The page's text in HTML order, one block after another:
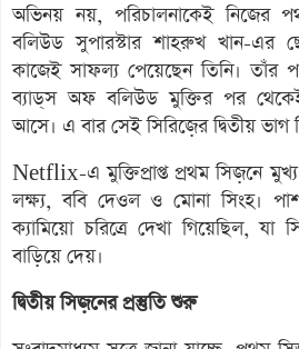
অভিনয় নয়, পরিচালনাকেই নিজের
বলিউড সুপারস্টার শাহরুখ খান-এর
কাজেই সাফল্য পেয়েছেন তিনি। তাঁর
ব্যাড্‌স অফ বলিউড মুক্তির পর
আসে। এ বার সেই সিরিজ়ের দ্বিতীয় ভাগ
Netflix-এ মুক্তিপ্রাপ্ত প্রথম সিজ়নে
লক্ষ্য, ববি দেওল ও মোনা সিংহ।
ক্যামিয়ো চরিত্রে দেখা গিয়েছিল, যা
বাড়িয়ে দেয়।
দ্বিতীয় সিজ়নের প্রস্তুতি শুরু